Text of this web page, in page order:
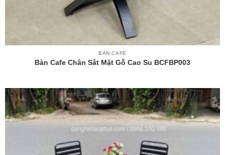
BÀN CAFE
Bàn Cafe Chân Sắt Mặt Gỗ Cao Su BCFBP003